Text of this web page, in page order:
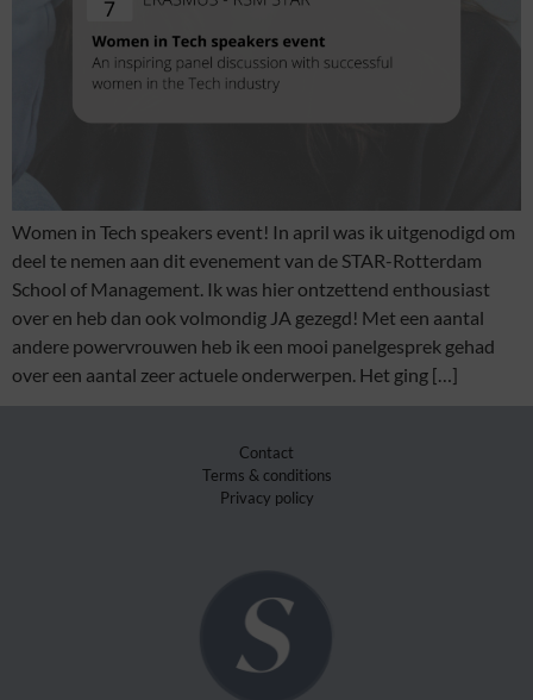
Women in Tech speakers event! In april was ik uitgenodigd om
deel te nemen aan dit evenement van de STAR-Rotterdam
School of Management. Ik was hier ontzettend enthousiast
over en heb dan ook volmondig JA gezegd! Met een aantal
andere powervrouwen heb ik een mooi panelgesprek gehad
over een aantal zeer actuele onderwerpen. Het ging […]
Contact
Terms & conditions
Privacy policy